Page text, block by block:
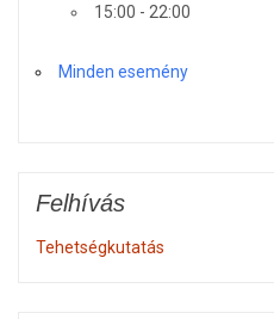
15:00 - 22:00
Minden esemény
Felhívás
Tehetségkutatás